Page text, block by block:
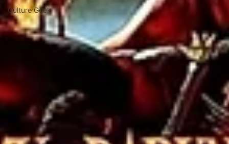
Culture Geek